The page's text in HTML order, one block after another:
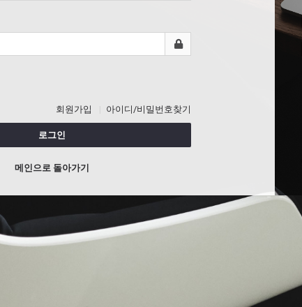
회원가입 아이디/비밀번호찾기
로그인
메인으로 돌아가기